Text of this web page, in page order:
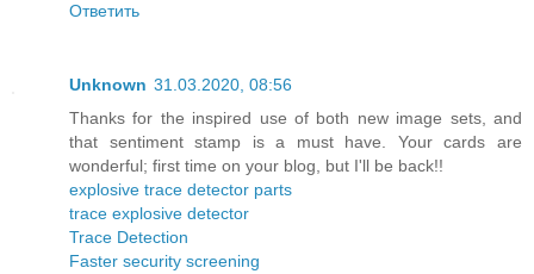
Ответить
Unknown 31.03.2020, 08:56
Thanks for the inspired use of both new image sets, and
that sentiment stamp is a must have. Your cards are
wonderful; first time on your blog, but I'll be back!!
explosive trace detector parts
trace explosive detector
Trace Detection
Faster security screening